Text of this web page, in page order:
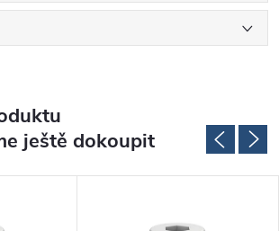
ještě dokoupit